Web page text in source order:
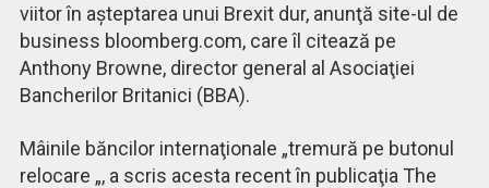
viitor în aşteptarea unui Brexit dur, anunţă site-ul de
business bloomberg.com, care îl citează pe
Anthony Browne, director general al Asociaţiei
Bancherilor Britanici (BBA).
Mâinile băncilor internaţionale „tremură pe butonul
relocare „, a scris acesta recentîn publicaţia The